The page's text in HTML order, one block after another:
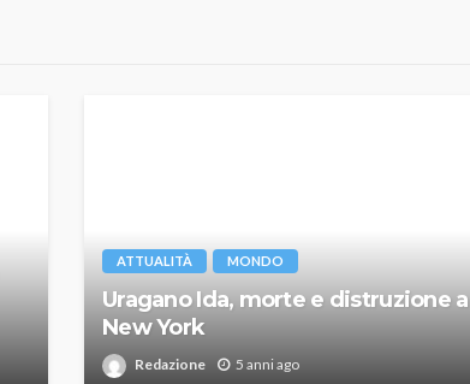
ATTUALITÀ MONDO
Uragano Ida, morte e distruzione a
New York
Redazione 5 anni ago